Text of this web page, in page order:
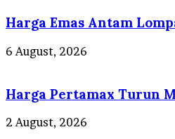
Harga Emas Antam
6 August, 2026
Harga Pertamax Turun
2 August, 2026